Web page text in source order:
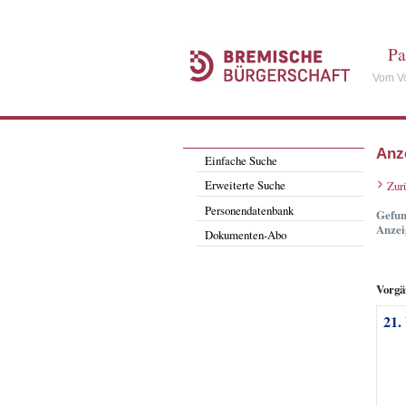
Vom
Einfache Suche
Erweiterte Suche
Personendatenbank
Dokumenten-Abo